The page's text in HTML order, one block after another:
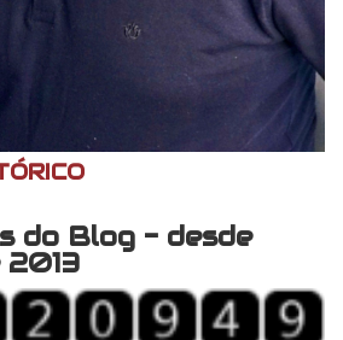
do Blog - desde